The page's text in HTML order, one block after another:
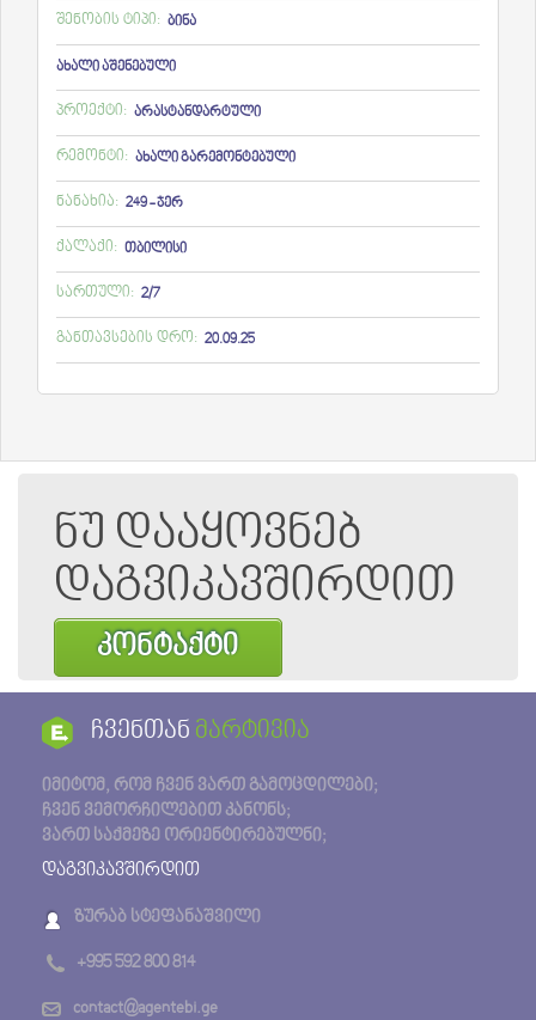
შენობის ტიპი: ბინა
ახალი აშენებული
პროექტი: არასტანდარტული
რემონტი: ახალი გარემონტებული
ნანახია: 249 - ჯერ
ქალაქი: თბილისი
სართული: 2/7
განთავსების დრო: 20.09.25
ნუ დააყოვნებ
დაგვიკავშირდით
კონტაქტი
ჩვენთან მარტივია
იმიტომ, რომ ჩვენ ვართ გამოცდილები;
ჩვენ ვემორჩილებით კანონს;
ვართ საქმეზე ორიენტირებულნი;
დაგვიკავშირდით
ზურაბ სტეფანაშვილი
+995 592 800 814
contact@agentebi.ge